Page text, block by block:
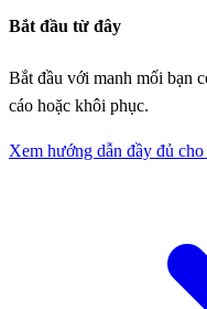
Bắt đầu từ đây
Bắt đầu với manh mối bạn
cáo hoặc khôi phục.
Xem hướng dẫn đầy đủ cho